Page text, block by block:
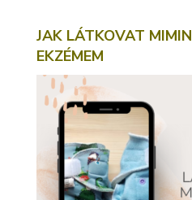
JAK LÁTKOVAT
EKZÉMEM